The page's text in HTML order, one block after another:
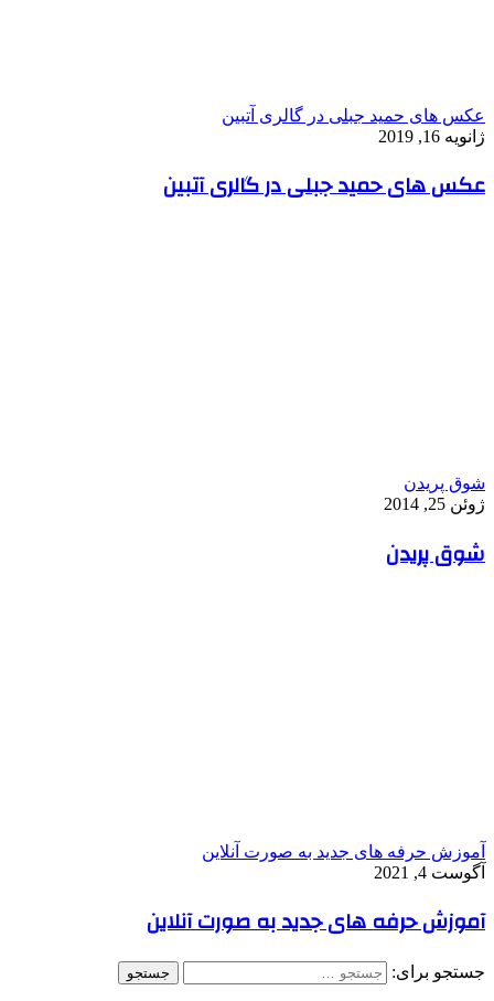
عکس های حمید جبلی در گالری آتبین
ژانویه 16, 2019
عکس های حمید جبلی در گالری آتبین
شوق پریدن
ژوئن 25, 2014
شوق پریدن
آموزش حرفه های جدید به صورت آنلاین
آگوست 4, 2021
آموزش حرفه های جدید به صورت آنلاین
جستجو برای: